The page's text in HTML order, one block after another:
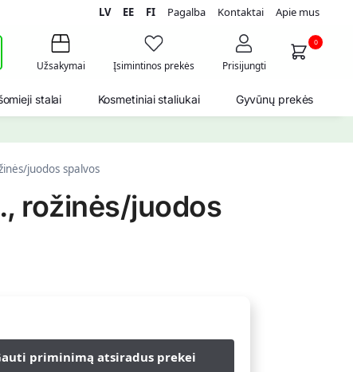
LV EE FI Pagalba Kontaktai Apie mus
Užsakymai Įsimintinos prekės Prisijungti
0
stalai Kosmetiniai staliukai Gyvūnų prekės
juodos spalvos
rožinės/juodos